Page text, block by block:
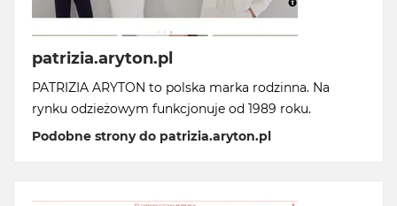
patrizia.aryton.pl
PATRIZIA ARYTON to polska marka rodzinna. Na
rynku odzieżowym funkcjonuje od 1989 roku.
Podobne strony do patrizia.aryton.pl